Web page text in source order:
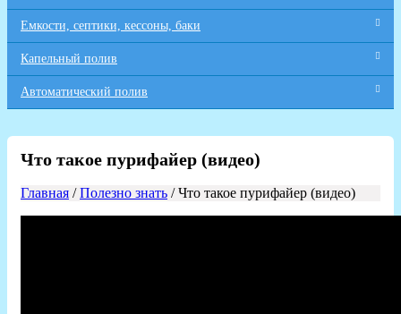
Емкости, септики, кессоны, баки
Капельный полив
Автоматический полив
Что такое пурифайер (видео)
Главная /Полезно знать / Что такое пурифайер (видео)